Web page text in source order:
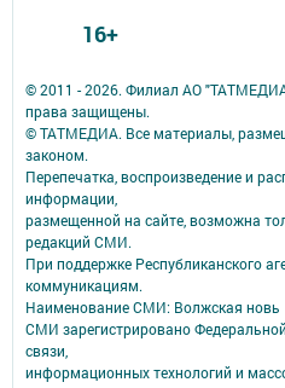
© 2011 - 2026. Филиал АО
права защищены.
© ТАТМЕДИА. Все материалы,
законом.
Перепечатка, воспроизведение и
информации,
размещенной на сайте, возможна
редакций СМИ.
При поддержке Республиканского
коммуникациям.
Наименование СМИ: Волжская новь
СМИ зарегистрировано
связи,
информационных технологий и
16+